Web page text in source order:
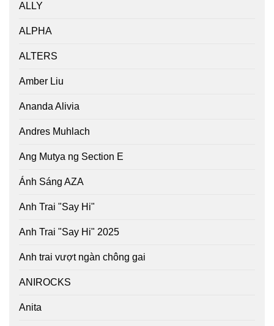
ALLY
ALPHA
ALTERS
Amber Liu
Ananda Alivia
Andres Muhlach
Ang Mutya ng Section E
Ánh Sáng AZA
Anh Trai "Say Hi"
Anh Trai "Say Hi" 2025
Anh trai vượt ngàn chông gai
ANIROCKS
Anita